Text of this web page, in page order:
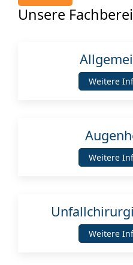
Unsere
Weitere
Weitere
Weitere